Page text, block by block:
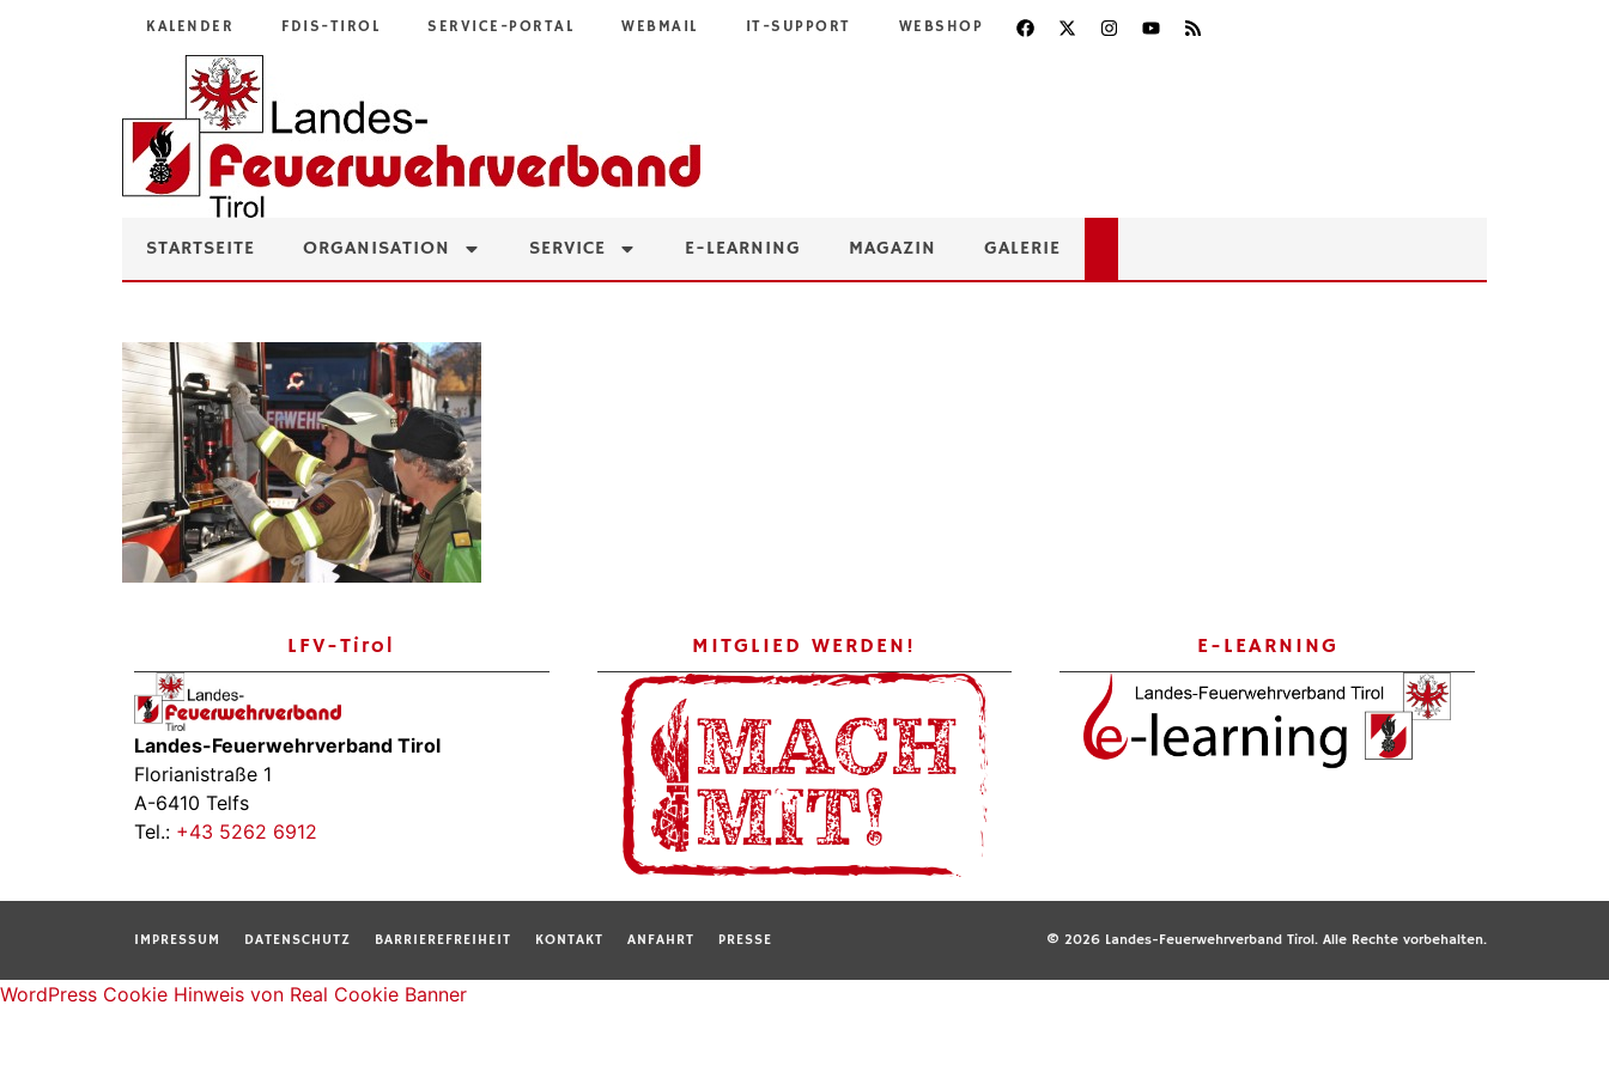
KALENDER FDIS-TIROL SERVICE-PORTAL WEBMAIL IT-SUPPORT WEBSHOP
STARTSEITE ORGANISATION SERVICE E-LEARNING MAGAZIN GALERIE
LFV-Tirol
Landes-Feuerwehrverband Tirol
Florianistraße 1
A-6410 Telfs
Tel.: +43 5262 6912
MITGLIED WERDEN! E-LEARNING
IMPRESSUM DATENSCHUTZ BARRIEREFREIHEIT KONTAKT ANFAHRT PRESSE © 2026 Landes-Feuerwehrverband Tirol. Alle Rechte vorbehalten.
WordPress Cookie Hinweis von Real Cookie Banner